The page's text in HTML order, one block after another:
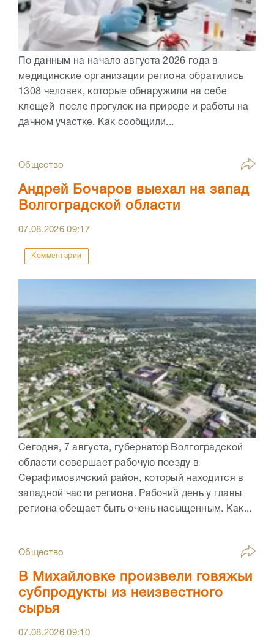
По данным на начало августа 2026 года в
медицинские организации региона обратились
1308 человек, которые обнаружили на себе
клещей после прогулок на природе и работы на
дачном участке. Как сообщили...
Общество
Андрей Бочаров выехал на запад
Волгоградской области
07.08.202609:17
Комментарии
Сегодня, 7 августа, губернатор Волгоградской
области совершает рабочую поезду в
Серафимовичский район, который находится в
западной части региона. Рабочий день у главы
региона обещает быть очень насыщенным. Как...
Общество
В Михайловке произвели говяжьи
субпродукты из неизвестного
сырья
07.08.202609:10